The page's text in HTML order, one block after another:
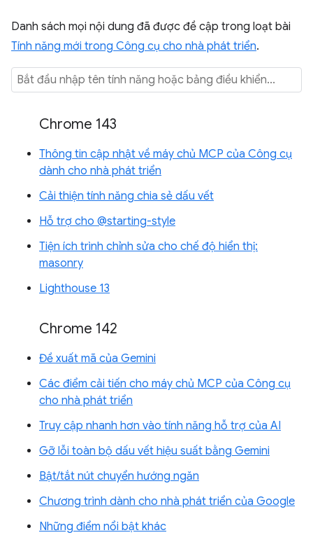
Danh sách mọi nội dung đã được đề cập trong loạt bài
Tính năng mới trong Công cụ cho nhà phát triển.
Chrome 143
Thông tin cập nhật về máy chủ MCP của Công cụ
dành cho nhà phát triển
Cải thiện tính năng chia sẻ dấu vết
Hỗ trợ cho @starting-style
Tiện ích trình chỉnh sửa cho chế độ hiển thị:
masonry
Lighthouse 13
Chrome 142
Đề xuất mã của Gemini
Các điểm cải tiến cho máy chủ MCP của Công cụ
cho nhà phát triển
Truy cập nhanh hơn vào tính năng hỗ trợ của AI
Gỡ lỗi toàn bộ dấu vết hiệu suất bằng Gemini
Bật/tắt nút chuyển hướng ngăn
Chương trình dành cho nhà phát triển của Google
Những điểm nổi bật khác